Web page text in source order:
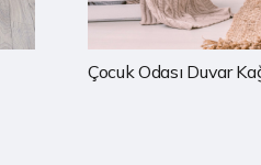
Mutfak Duvar Kağıtları